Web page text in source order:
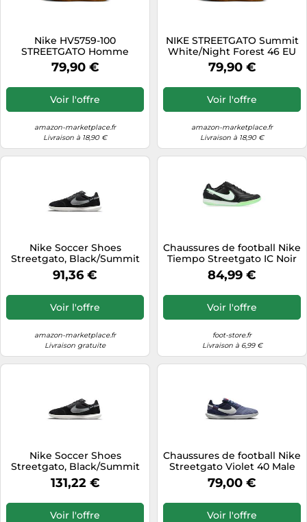
Nike HV5759-100
STREETGATO Homme
Summit White/Night
Forest EU 44.5
79,90 €
Voir l'offre
amazon-marketplace.fr
Livraison à 18,90 €
NIKE STREETGATO Summit
White/Night Forest 46 EU
79,90 €
Voir l'offre
amazon-marketplace.fr
Livraison à 18,90 €
Nike Soccer Shoes
Streetgato, Black/Summit
White-Off Noir, DC8466-
010, 43 EU (9.5 US)
91,36 €
Voir l'offre
amazon-marketplace.fr
Livraison gratuite
Chaussures de football Nike
Tiempo Streetgato IC Noir
39 Male
84,99 €
Voir l'offre
foot-store.fr
Livraison à 6,99 €
Nike Soccer Shoes
Streetgato, Black/Summit
White-Off Noir, DC8466-
010, 42 EU (8.5 US)
131,22 €
Voir l'offre
Chaussures de football Nike
Streetgato Violet 40 Male
79,00 €
Voir l'offre